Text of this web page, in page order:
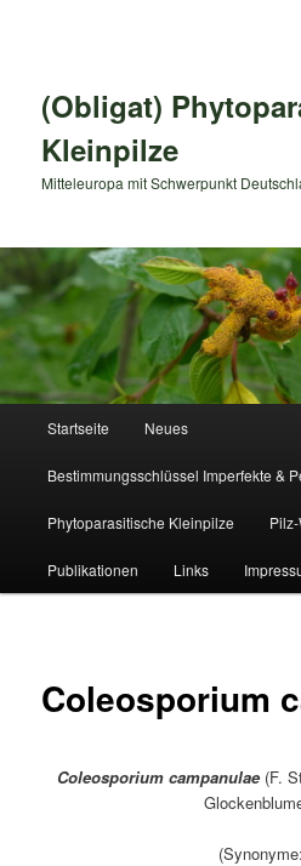
(Obligat)
Kleinpilze
Mitteleuropa mit Schwerpunkt
Startseite Neues
Bestimmungsschlüssel Imperfekte &
Phytoparasitische Kleinpilze
Publikationen Links
Coleosporium
Coleosporium campanulae(F.